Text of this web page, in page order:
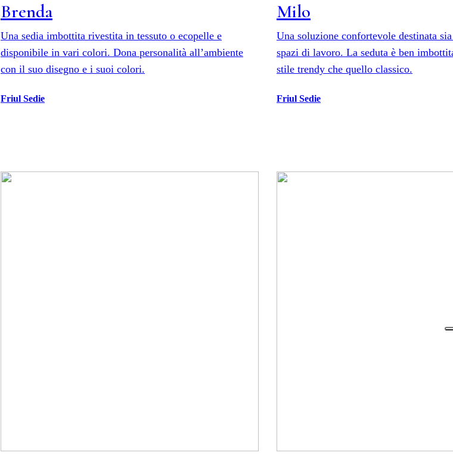
Brenda
Una sedia imbottita rivestita in tessuto o ecopelle e
disponibile in vari colori. Dona personalità all’ambiente
con il suo disegno e i suoi colori.
Friul Sedie
Milo
Una soluzione confortevole destinata
spazi di lavoro. La seduta è ben
stile trendy che quello classico.
Friul Sedie